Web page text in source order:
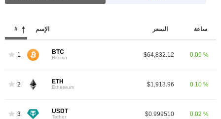
# الإسم السعر ساعة
1 BTC
Bitcoin $64,832.12 0.09 %
2 ETH
Ethereum $1,913.96 0.10 %
3 USDT
Tether $0.999510 0.02 %